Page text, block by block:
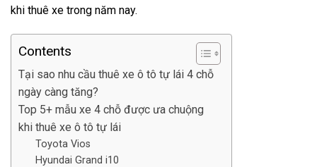
khi thuê xe trong năm nay.
Contents
Tại sao nhu cầu thuê xe ô tô tự lái 4 chỗ
ngày càng tăng?
Top 5+ mẫu xe 4 chỗ được ưa chuộng
khi thuê xe ô tô tự lái
Toyota Vios
Hyundai Grand i10